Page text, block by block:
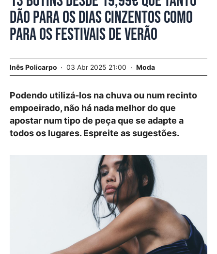
dão para os dias cinzentos como
para os festivais de verão
Inês Policarpo 03 Abr 2025 21:00 Moda
Podendo utilizá-los na chuva ou num recinto
empoeirado, não há nada melhor do que
apostar num tipo de peça que se adapte a
todos os lugares. Espreite as sugestões.